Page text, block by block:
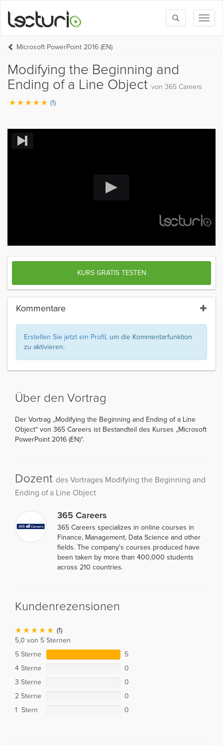
Toggle
search
Microsoft PowerPoint 2016 (EN)
Modifying the Beginning and
Ending of a Line Object von 365 Careers
(1)
KURS GRATIS TESTEN
Kommentare
Erstellen Sie jetzt ein Profil, um die Kommentarfunktion
zu aktivieren.
Über den Vortrag
Der Vortrag „Modifying the Beginning and Ending of a Line
Object“ von 365 Careers ist Bestandteil des Kurses „Microsoft
PowerPoint 2016 (EN)“.
Dozent des Vortrages Modifying the Beginning and
Ending of a Line Object
365 Careers
365 Careers specializes in online courses in
Finance, Management, Data Science and other
fields. The company's courses produced have
been taken by more than 400,000 students
across 210 countries.
Kundenrezensionen
(1)
5,0 von 5 Sternen
5 Sterne
5
4 Sterne
0
3 Sterne
0
2 Sterne
0
1 Stern
0